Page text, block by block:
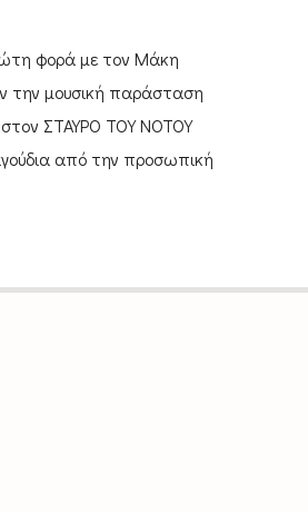
φορά με τον Μάκη
την μουσική παράσταση
ΣΤΑΥΡΟ ΤΟΥ ΝΟΤΟΥ
από την προσωπική